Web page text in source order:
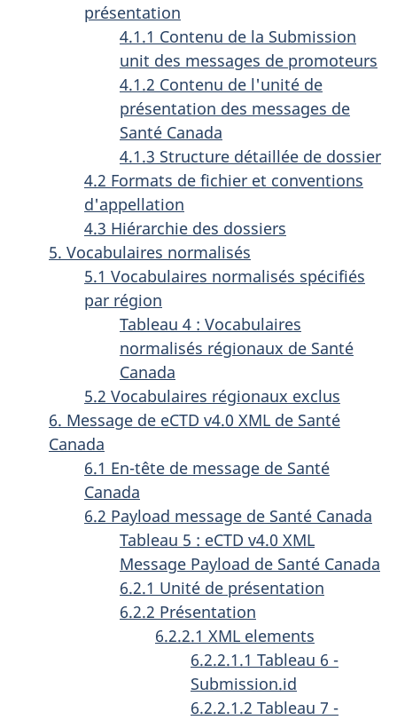
présentation
4.1.1 Contenu de la Submission
unit des messages de promoteurs
4.1.2 Contenu de l'unité de
présentation des messages de
Santé Canada
4.1.3 Structure détaillée de dossier
4.2 Formats de fichier et conventions
d'appellation
4.3 Hiérarchie des dossiers
5. Vocabulaires normalisés
5.1 Vocabulaires normalisés spécifiés
par région
Tableau 4 : Vocabulaires
normalisés régionaux de Santé
Canada
5.2 Vocabulaires régionaux exclus
6. Message de eCTD v4.0 XML de Santé
Canada
6.1 En-tête de message de Santé
Canada
6.2 Payload message de Santé Canada
Tableau 5 : eCTD v4.0 XML
Message Payload de Santé Canada
6.2.1 Unité de présentation
6.2.2 Présentation
6.2.2.1 XML elements
6.2.2.1.1 Tableau 6 -
Submission.id
6.2.2.1.2 Tableau 7 -